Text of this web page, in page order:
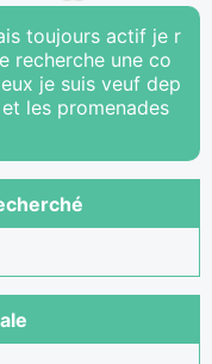
toujours actif je r
recherche une co
je suis veuf dep
les promenades